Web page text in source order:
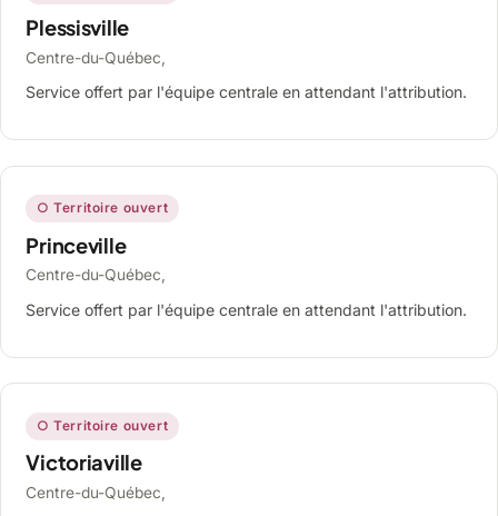
Plessisville
Centre-du-Québec,
Service offert par l'équipe centrale en attendant l'attribution.
○ Territoire ouvert
Princeville
Centre-du-Québec,
Service offert par l'équipe centrale en attendant l'attribution.
○ Territoire ouvert
Victoriaville
Centre-du-Québec,